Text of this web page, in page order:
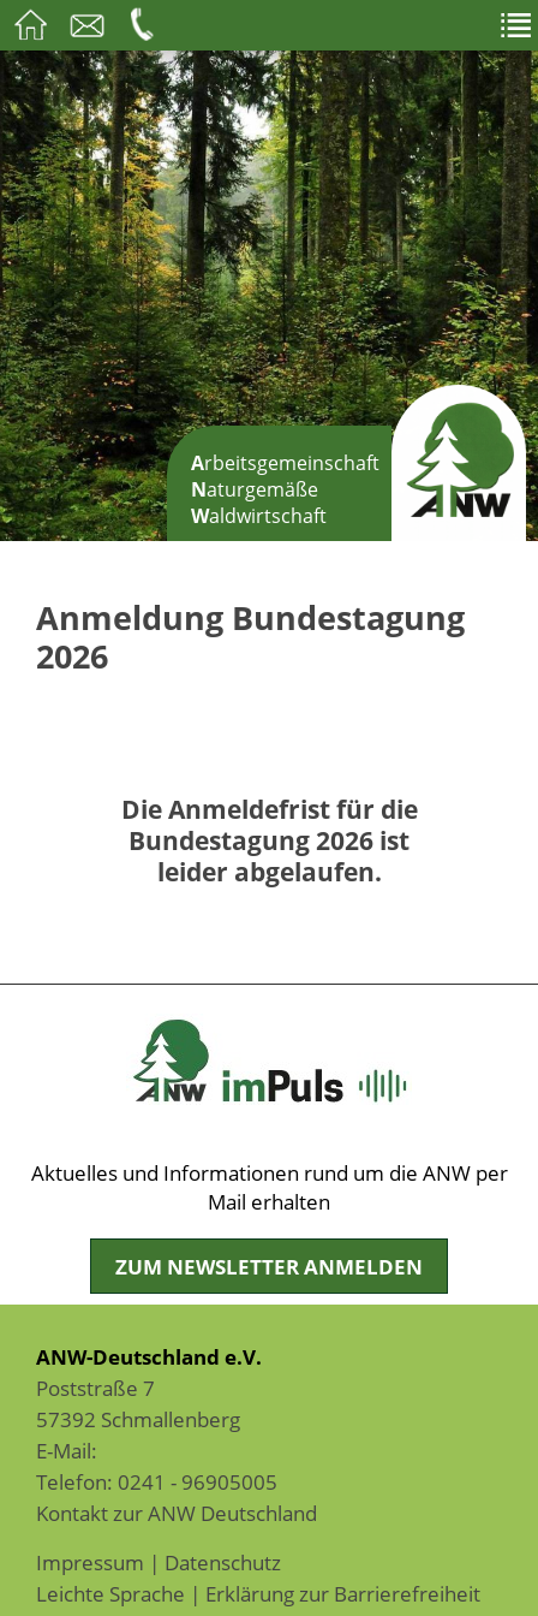
Arbeitsgemeinschaft
Naturgemäße
Waldwirtschaft
Anmeldung Bundestagung
2026
Die Anmeldefrist für die
Bundestagung 2026 ist
leider abgelaufen.
Aktuelles und Informationen rund um die ANW per
Mail erhalten
ZUM NEWSLETTER ANMELDEN
ANW-Deutschland e.V.
Poststraße 7
57392 Schmallenberg
E-Mail:
Telefon: 0241 - 96905005
Kontakt zur ANW Deutschland
Impressum | Datenschutz
Leichte Sprache | Erklärung zur Barrierefreiheit